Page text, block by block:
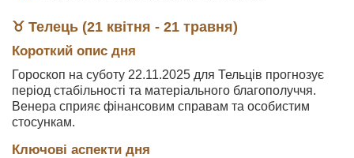
♉ Телець (21 квітня - 21 травня)
Короткий опис дня
Гороскоп на суботу 22.11.2025 для Тельців прогнозує
період стабільності та матеріального благополуччя.
Венера сприяє фінансовим справам та особистим
стосункам.
Ключові аспекти дня